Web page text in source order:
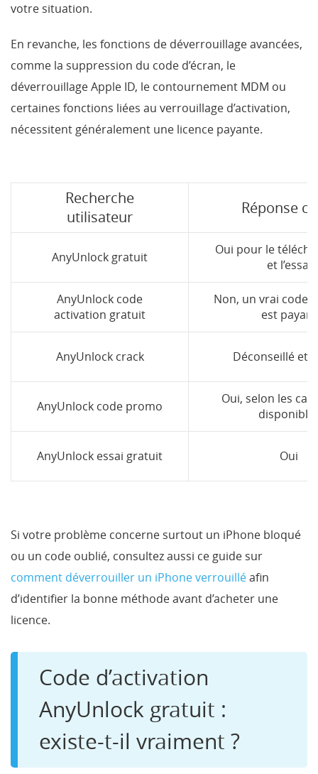
votre situation.
En revanche, les fonctions de déverrouillage avancées,
comme la suppression du code d’écran, le
déverrouillage Apple ID, le contournement MDM ou
certaines fonctions liées au verrouillage d’activation,
nécessitent généralement une licence payante.
Recherche
utilisateur
Réponse
AnyUnlock gratuit
Oui pour le
et l’essai
AnyUnlock code
activation gratuit
Non, un vrai code
est payant
AnyUnlock crack Déconseillé et
AnyUnlock code promo
Oui, selon les
AnyUnlock essai gratuit Oui
Si votre problème concerne surtout un iPhone bloqué
ou un code oublié, consultez aussi ce guide sur
comment déverrouiller un iPhone verrouilléafin
d’identifier la bonne méthode avant d’acheter une
licence.
Code d’activation
AnyUnlock gratuit :
existe-t-il vraiment ?